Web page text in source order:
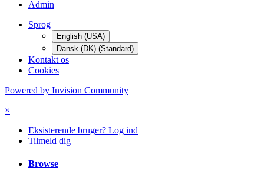
Admin
Sprog
English (USA)
Dansk (DK) (Standard)
Kontakt os
Cookies
Powered by Invision Community
×
Eksisterende bruger? Log ind
Tilmeld dig
Browse